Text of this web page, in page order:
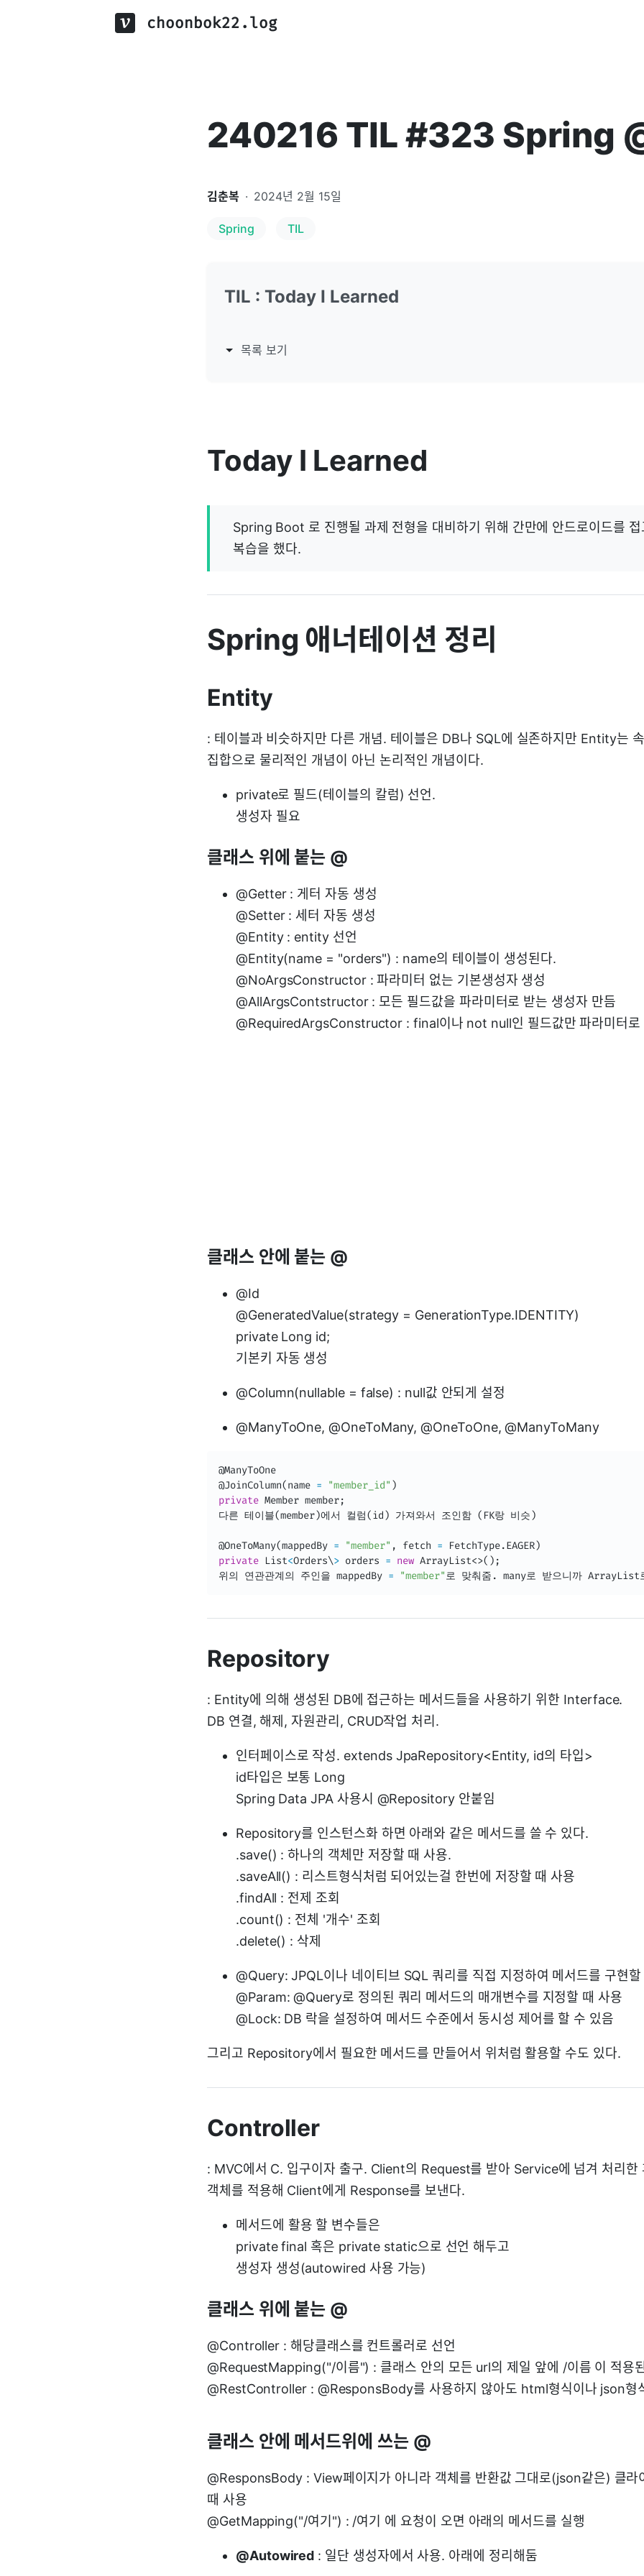
choonbok22.log
240216 TIL #323 Spring
김춘복 · 2024년 2월 15일
Spring TIL
TIL : Today I Learned
목록 보기
Today I Learned
Spring Boot 로 진행될 과제 전형을 대비하기 위해 간만에 안드로이드를 접
복습을 했다.
Spring 애너테이션 정리
Entity
: 테이블과 비슷하지만 다른 개념. 테이블은 DB나 SQL에 실존하지만 Entity는
집합으로 물리적인 개념이 아닌 논리적인 개념이다.
private로 필드(테이블의 칼럼) 선언.
생성자 필요
클래스 위에 붙는 @
@Getter : 게터 자동 생성
@Setter : 세터 자동 생성
@Entity : entity 선언
@Entity(name = "orders") : name의 테이블이 생성된다.
@NoArgsConstructor : 파라미터 없는 기본생성자 생성
@AllArgsContstructor : 모든 필드값을 파라미터로 받는 생성자 만듬
@RequiredArgsConstructor : final이나 not null인 필드값만 파라미터로
클래스 안에 붙는 @
@Id
@GeneratedValue(strategy = GenerationType.IDENTITY)
private Long id;
기본키 자동 생성
@Column(nullable = false) : null값 안되게 설정
@ManyToOne, @OneToMany, @OneToOne, @ManyToMany
@ManyToOne
@JoinColumn(name = "member_id" )
private Member member;
다른 테이블(member)에서 컬럼(id ) 가져와서 조인함 ( FK랑 비슷 )
@OneToMany(mappedBy = "member" , fetch = FetchType.EAGER)
private List<Orders\> orders = new ArrayList<>( ) ;
위의 연관관계의 주인을 mappedBy = "member"로 맞춰줌 . many로 받으니까 ArrayList
Repository
: Entity에 의해 생성된 DB에 접근하는 메서드들을 사용하기 위한 Interface.
DB 연결, 해제, 자원관리, CRUD작업 처리.
인터페이스로 작성. extends JpaRepository<Entity, id의 타입>
id타입은 보통 Long
Spring Data JPA 사용시 @Repository 안붙임
Repository를 인스턴스화 하면 아래와 같은 메서드를 쓸 수 있다.
.save() : 하나의 객체만 저장할 때 사용.
.saveAll() : 리스트형식처럼 되어있는걸 한번에 저장할 때 사용
.findAll : 전제 조회
.count() : 전체 '개수' 조회
.delete() : 삭제
@Query: JPQL이나 네이티브 SQL 쿼리를 직접 지정하여 메서드를 구현할
@Param: @Query로 정의된 쿼리 메서드의 매개변수를 지정할 때 사용
@Lock: DB 락을 설정하여 메서드 수준에서 동시성 제어를 할 수 있음
그리고 Repository에서 필요한 메서드를 만들어서 위처럼 활용할 수도 있다.
Controller
: MVC에서 C. 입구이자 출구. Client의 Request를 받아 Service에 넘겨 처리
객체를 적용해 Client에게 Response를 보낸다.
메서드에 활용 할 변수들은
private final 혹은 private static으로 선언 해두고
생성자 생성(autowired 사용 가능)
클래스 위에 붙는 @
@Controller : 해당클래스를 컨트롤러로 선언
@RequestMapping("/이름") : 클래스 안의 모든 url의 제일 앞에 /이름 이 적용
@RestController : @ResponsBody를 사용하지 않아도 html형식이나 json형
클래스 안에 메서드위에 쓰는 @
@ResponsBody : View페이지가 아니라 객체를 반환값 그대로(json같은) 클
때 사용
@GetMapping("/여기") : /여기 에 요청이 오면 아래의 메서드를 실행
@Autowired : 일단 생성자에서 사용. 아래에 정리해둠